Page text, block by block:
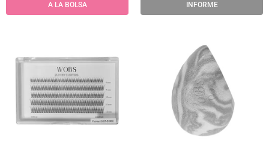
A LA BOLSA INFORME